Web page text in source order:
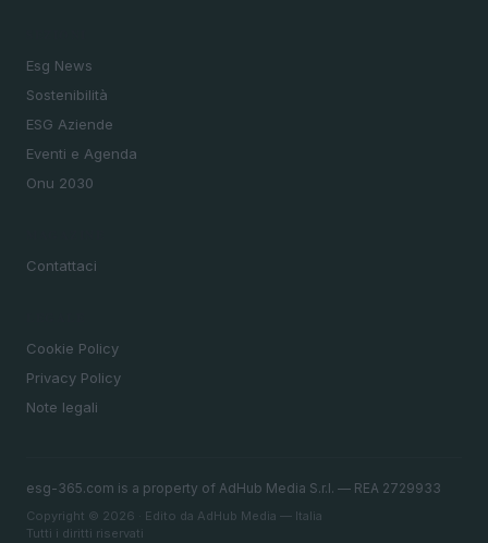
Esg News
Sostenibilità
ESG Aziende
Eventi e Agenda
Onu 2030
Contattaci
Cookie Policy
Privacy Policy
Note legali
esg-365.com is a property of AdHub Media S.r.l. — REA 2729933
Copyright © 2026 · Edito da AdHub Media — Italia
Tutti i diritti riservati